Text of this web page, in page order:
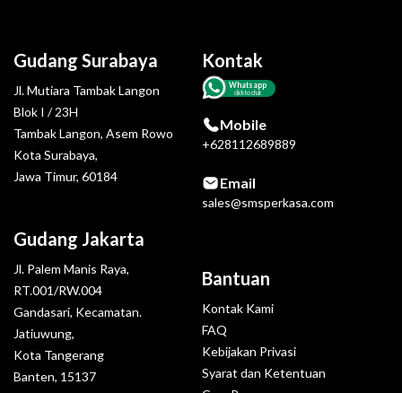
Gudang Surabaya
Jl. Mutiara Tambak Langon
Blok I / 23H
Tambak Langon, Asem Rowo
Kota Surabaya,
Jawa Timur, 60184
Gudang Jakarta
Jl. Palem Manis Raya,
RT.001/RW.004
Gandasari, Kecamatan.
Jatiuwung,
Kota Tangerang
Banten, 15137
Kontak
Whatsapp
click to chat
Mobile
+628112689889
Email
sales@smsperkasa.com
Bantuan
Kontak Kami
FAQ
Kebijakan Privasi
Syarat dan Ketentuan